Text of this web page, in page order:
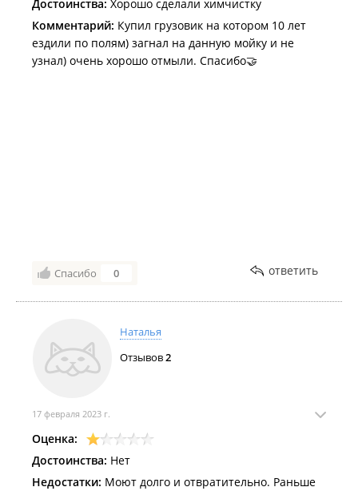
Достоинства: Хорошо сделали химчистку
Комментарий: Купил грузовик на котором 10 лет
ездили по полям) загнал на данную мойку и не
узнал) очень хорошо отмыли. Спасибо🤝
Спасибо 0 ответить
Наталья
Отзывов2
17 февраля 2023 г.
Оценка:
Достоинства: Нет
Недостатки: Моют долго и отвратительно. Раньше